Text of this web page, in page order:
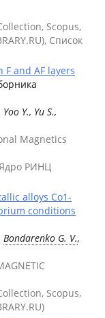
Scopus,
Список
and AF layers
Y., Yu S.,
Magnetics
Ядро РИНЦ
alloys Co1-
conditions
Bondarenko G. V.,
Scopus,